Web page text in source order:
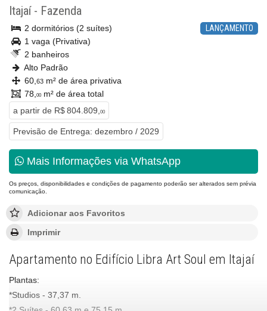
Itajaí- Fazenda
LANÇAMENTO
2 dormitórios (2 suítes)
1 vaga (Privativa)
2 banheiros
Alto Padrão
60, 63 m² de área privativa
78, 00m² de área total
a partir de R$ 804.809, 00
Previsão de Entrega: dezembro / 2029
Mais Informações via WhatsApp
Os preços, disponibilidades e condições de pagamento poderão ser alterados sem prévia
comunicação.
Adicionar aos Favoritos
Imprimir
Apartamento no Edifício Libra Art Soul em Itajaí
Plantas:
*Studios - 37,37 m.